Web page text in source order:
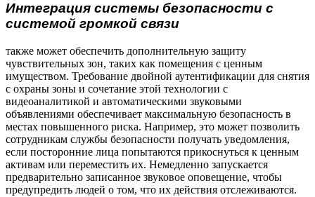
Интеграция системы безопасности с
системой громкой связи
также может обеспечить дополнительную защиту
чувствительных зон, таких как помещения с ценным
имуществом. Требование двойной аутентификации для снятия
с охраны зоны и сочетание этой технологии с
видеоаналитикой и автоматическими звуковыми
объявлениями обеспечивает максимальную безопасность в
местах повышенного риска. Например, это может позволить
сотрудникам службы безопасности получать уведомления,
если посторонние лица попытаются прикоснуться к ценным
активам или переместить их. Немедленно запускается
предварительно записанное звуковое оповещение, чтобы
предупредить людей о том, что их действия отслеживаются.